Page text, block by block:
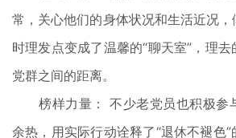
常，关心他们的身体状况和生活近况
时理发点变成了温馨的“聊天室”，理
党群之间的距离。
榜样力量： 不少老党员也积极参
余热，用实际行动诠释了“退休不褪色